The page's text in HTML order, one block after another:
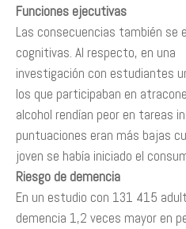
Funciones ejecutivas
Las consecuencias también se
cognitivas. Al respecto, en una
investigación con estudiantes
los que participaban en
alcohol rendían peor en tareas
puntuaciones eran más bajas
joven se había iniciado el
Riesgo de demencia
En un estudio con 131 415
demencia 1,2 veces mayor en